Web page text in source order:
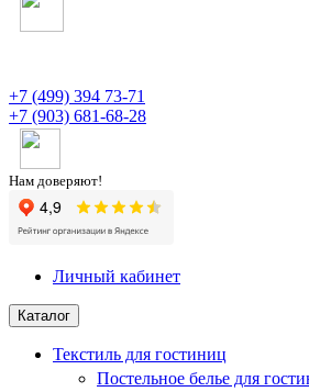
+7 (499) 394 73-71
+7 (903) 681-68-28
Нам доверяют!
Личный кабинет
Каталог
Текстиль для гостиниц
Постельное белье для